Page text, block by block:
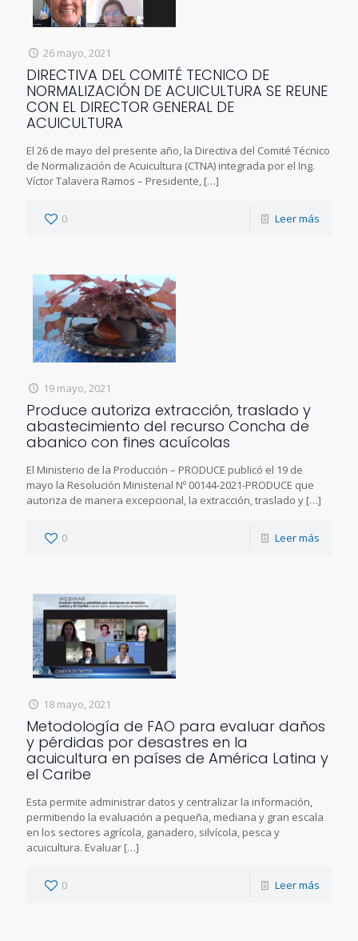
26 mayo, 2021
DIRECTIVA DEL COMITÉ TECNICO DE
NORMALIZACIÓN DE ACUICULTURA SE REUNE
CON EL DIRECTOR GENERAL DE
ACUICULTURA
El 26 de mayo del presente año, la Directiva del Comité Técnico
de Normalización de Acuicultura (CTNA) integrada por el Ing.
Víctor Talavera Ramos – Presidente, […]
0 Leer más
19 mayo, 2021
Produce autoriza extracción, traslado y
abastecimiento del recurso Concha de
abanico con fines acuícolas
El Ministerio de la Producción – PRODUCE publicó el 19 de
mayo la Resolución Ministerial Nº 00144-2021-PRODUCE que
autoriza de manera excepcional, la extracción, traslado y […]
0 Leer más
18 mayo, 2021
Metodología de FAO para evaluar daños
y pérdidas por desastres en la
acuicultura en países de América Latina y
el Caribe
Esta permite administrar datos y centralizar la información,
permitiendo la evaluación a pequeña, mediana y gran escala
en los sectores agrícola, ganadero, silvícola, pesca y
acuicultura. Evaluar […]
0 Leer más